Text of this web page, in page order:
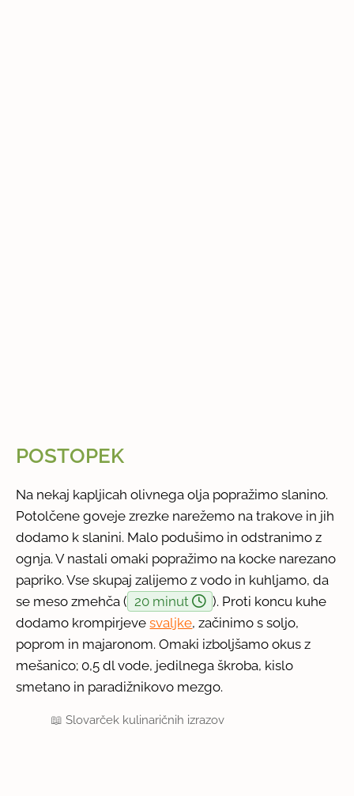
POSTOPEK
Na nekaj kapljicah olivnega olja popražimo slanino.
Potolčene goveje zrezke narežemo na trakove in jih
dodamo k slanini. Malo podušimo in odstranimo z
ognja. V nastali omaki popražimo na kocke narezano
papriko. Vse skupaj zalijemo z vodo in kuhljamo, da
se meso zmehča ( 20 minut
). Proti koncu kuhe
dodamo krompirjevesvaljke, začinimo s soljo,
poprom in majaronom. Omaki izboljšamo okus z
mešanico; 0,5 dl vode, jedilnega škroba, kislo
smetano in paradižnikovo mezgo.
📖Slovarček kulinaričnih izrazov